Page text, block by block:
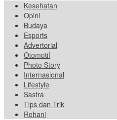
Kesehatan
Opini
Budaya
Esports
Advertorial
Otomotif
Photo Story
Internasional
Lifestyle
Sastra
Tips dan Trik
Rohani